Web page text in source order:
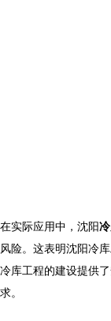
在实际应用中，沈阳
风险。这表明沈阳冷
冷库工程的建设提供
求。